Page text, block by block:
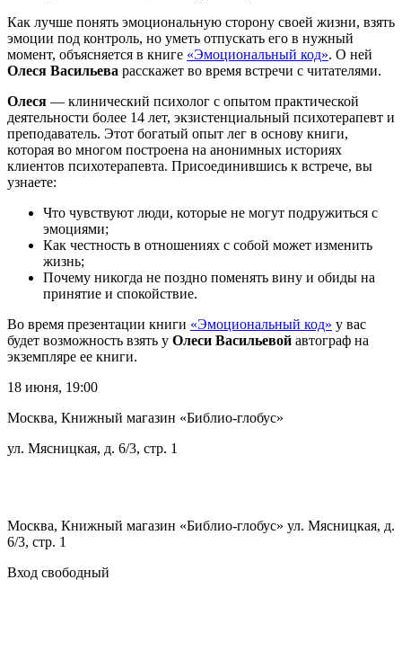
Как лучше понять эмоциональную сторону своей жизни, взять
эмоции под контроль, но уметь отпускать его в нужный
момент, объясняется в книге «Эмоциональный код». О ней
Олеся Васильева расскажет во время встречи с читателями.
Олеся — клинический психолог с опытом практической
деятельности более 14 лет, экзистенциальный психотерапевт и
преподаватель. Этот богатый опыт лег в основу книги,
которая во многом построена на анонимных историях
клиентов психотерапевта. Присоединившись к встрече, вы
узнаете:
Что чувствуют люди, которые не могут подружиться с
эмоциями;
Как честность в отношениях с собой может изменить
жизнь;
Почему никогда не поздно поменять вину и обиды на
принятие и спокойствие.
Во время презентации книги «Эмоциональный код» у вас
будет возможность взять у Олеси Васильевой автограф на
экземпляре ее книги.
18 июня, 19:00
Москва, Книжный магазин «Библио-глобус»
ул. Мясницкая, д. 6/3, стр. 1
Москва, Книжный магазин «Библио-глобус» ул. Мясницкая, д.
6/3, стр. 1
Вход свободный